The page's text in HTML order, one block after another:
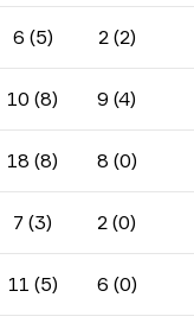
6 (5) 2 (2)
10 (8) 9 (4)
18 (8) 8 (0)
7 (3) 2 (0)
11 (5) 6 (0)